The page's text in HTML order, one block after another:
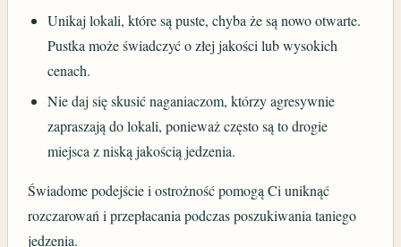
Unikaj lokali, które są puste, chyba że są nowo otwarte.
Pustka może świadczyć o złej jakości lub wysokich
cenach.
Nie daj się skusić naganiaczom, którzy agresywnie
zapraszają do lokali, ponieważ często są to drogie
miejsca z niską jakością jedzenia.
Świadome podejście i ostrożność pomogą Ci uniknąć
rozczarowań i przepłacania podczas poszukiwania taniego
jedzenia.